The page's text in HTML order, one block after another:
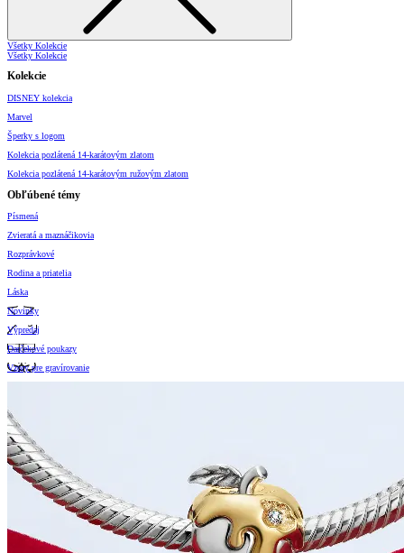
Všetky Kolekcie
Všetky Kolekcie
Kolekcie
DISNEY kolekcia
Marvel
Šperky s logom
Kolekcia pozlátená 14-karátovým zlatom
Kolekcia pozlátená 14-karátovým ružovým zlatom
Obľúbené témy
Písmená
Zvieratá a maznáčikovia
Rozprávkové
Rodina a priatelia
Láska
Novinky
Výpredaj
Darčekové poukazy
Vzory pre gravírovanie